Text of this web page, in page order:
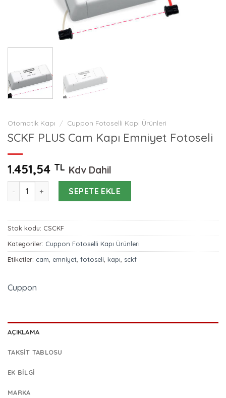
Otomatik Kapı / Cuppon Fotoselli Kapı Ürünleri
SCKF PLUS Cam Kapı Emniyet Fotoseli
1.451,54 TL Kdv Dahil
SCKF PLUS Cam Kapı Emniyet Fotoseli adet
SEPETE EKLE
Stok kodu: CSCKF
Kategoriler: Cuppon Fotoselli Kapı Ürünleri
Etiketler: cam emniyet fotoseli kapı sckf
Cuppon
AÇIKLAMA
TAKSIT TABLOSU
EK BILGI
MARKA